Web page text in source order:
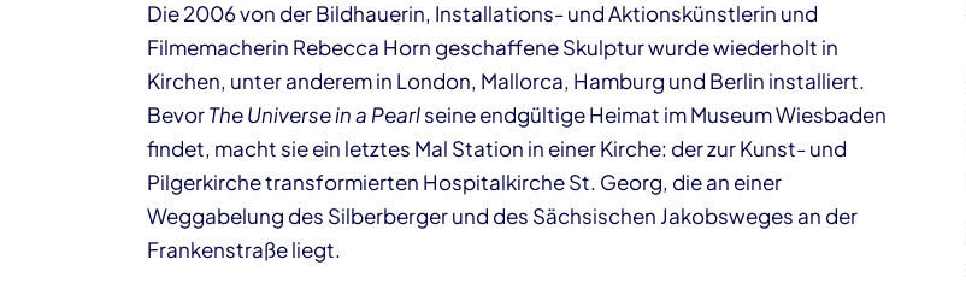
Die 2006 von der Bildhauerin, Installations- und Aktionskünstlerin und
Filmemacherin Rebecca Horn geschaffene Skulptur wurde wiederholt in
Kirchen, unter anderem in London, Mallorca, Hamburg und Berlin installiert.
BevorThe Universe in a Pearlseine endgültige Heimat im Museum Wiesbaden
findet, macht sie ein letztes Mal Station in einer Kirche: der zur Kunst- und
Pilgerkirche transformierten Hospitalkirche St. Georg, die an einer
Weggabelung des Silberberger und des Sächsischen Jakobsweges an der
Frankenstraße liegt.